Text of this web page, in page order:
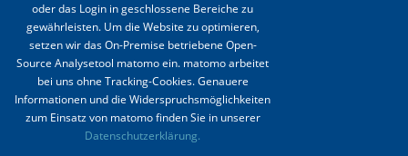
Kongresskalender
Impressum Datenschutz
oder das Login in geschlossene Bereiche zu
gewährleisten. Um die Website zu optimieren,
setzen wir das On-Premise betriebene Open-
Source Analysetool matomo ein. matomo arbeitet
bei uns ohne Tracking-Cookies. Genauere
Informationen und die Widerspruchsmöglichkeiten
zum Einsatz von matomo finden Sie in unserer
Datenschutzerklärung.